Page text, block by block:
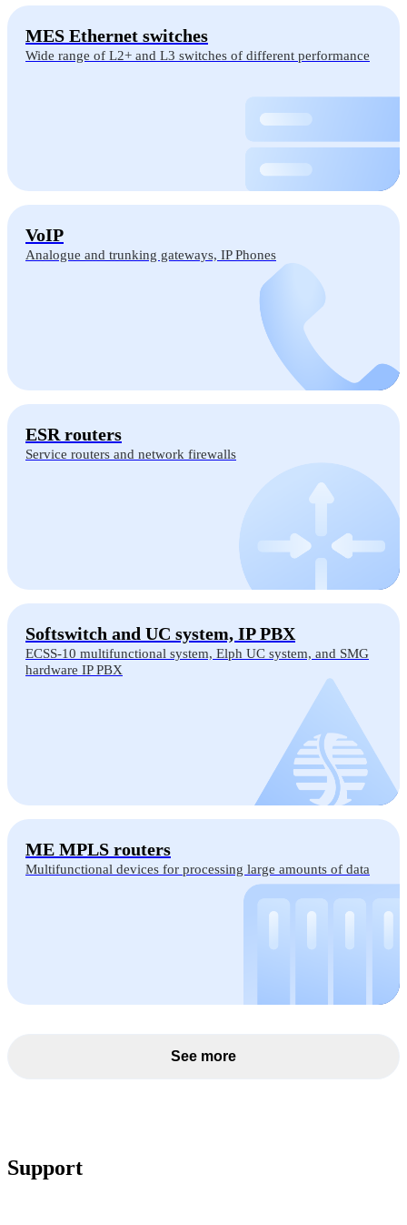
MES Ethernet switches
Wide range of L2+ and L3 switches of different performance
VoIP
Analogue and trunking gateways, IP Phones
ESR routers
Service routers and network firewalls
Softswitch and UC system, IP PBX
ECSS-10 multifunctional system, Elph UC system, and SMG
hardware IP PBX
ME MPLS routers
Multifunctional devices for processing large amounts of data
See more
Support